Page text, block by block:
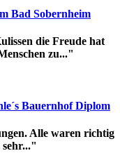
Bad Sobernheim
die Freude hat
zu..."
Bauernhof Diplom
Alle waren richtig